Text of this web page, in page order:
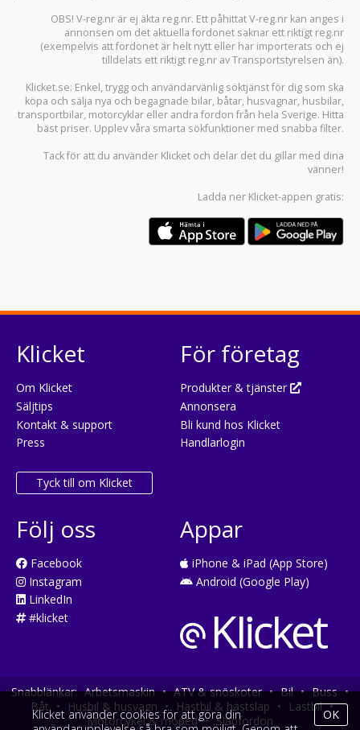
OBS! V-reg.nr är ej äkta reg.nr. Ett påhittat V-reg.nr kan anges i
annonsen om det aktuella fordonet saknar ett riktigt reg.nr
(exempelvis att fordonet är helt nytt eller har importerats och ej
tilldelats ett riktigt reg.nr av Transportstyrelsen än).
Klicket.se: Enkel, trygg och användarvänlig söktjänst för dig som ska
köpa och sälja nya och begagnade bilar, båtar, husvagnar, husbilar,
transportbilar, motorcyklar eller andra fordon från hela Sverige. Hitta
bäst priser. Upplev våra smarta sökfunktioner med snabba filter.
Tack för att du använder Klicket och delar det du gillar med dina
vänner!
Ladda ner Klicket-appen gratis:
Klicket
Om Klicket
Säljtips
Kontakt & support
Press
Tyck till om Klicket
För företag
Produkter & tjänster
Annonsera
Bli kund hos Klicket
Handlarlogin
Följ oss
Facebook
Instagram
LinkedIn
#klicket
Appar
iPhone & iPad (App Store)
Android (Google Play)
Snabblänkar: Arbetsmaskin • ATV & snöskoter • Bil • Buss •
Båt • Husbil & husvagn • Hästbil & hästsläp • Lastbil •
Motorcykel & moped • Släpfordon
Klicket använder cookies för att göra din
OK